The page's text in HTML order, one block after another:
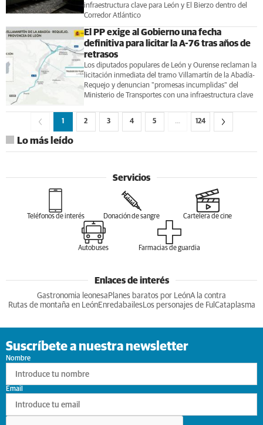
infraestructura clave para León y El Bierzo dentro del
Corredor Atlántico
El PP exige al Gobierno una fecha
definitiva para licitar la A-76 tras años de
retrasos
Los diputados populares de León y Ourense reclaman la
licitación inmediata del tramo Villamartín de la Abadía-
Requejo y denuncian "promesas incumplidas" del
Ministerio de Transportes con una infraestructura clave
1 2 3 4 5 … 124
Lo más leído
Servicios
Teléfonos de interés Donación de sangre Cartelera de cine
Autobuses Farmacias de guardia
Enlaces de interés
Gastronomia leonesa Planes baratos por LeónA la contra
Rutas de montaña en LeónEnredabailesLos personajes de Ful Cataplasma
Suscríbete a nuestra newsletter
Nombre
Email